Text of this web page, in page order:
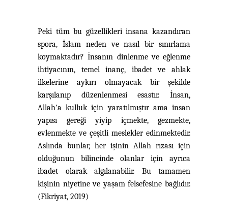
Peki tüm bu güzellikleri insana kazandıran
spora, İslam neden ve nasıl bir sınırlama
koymaktadır? İnsanın dinlenme ve eğlenme
ihtiyacının, temel inanç, ibadet ve ahlak
ilkelerine aykırı olmayacak bir şekilde
karşılanıp düzenlenmesi esastır. İnsan,
Allah'a kulluk için yaratılmıştır ama insan
yapısı gereği yiyip içmekte, gezmekte,
evlenmekte ve çeşitli meslekler edinmektedir.
Aslında bunlar, her işinin Allah rızası için
olduğunun bilincinde olanlar için ayrıca
ibadet olarak algılanabilir. Bu tamamen
kişinin niyetine ve yaşam felsefesine bağlıdır.
(Fikriyat, 2019)